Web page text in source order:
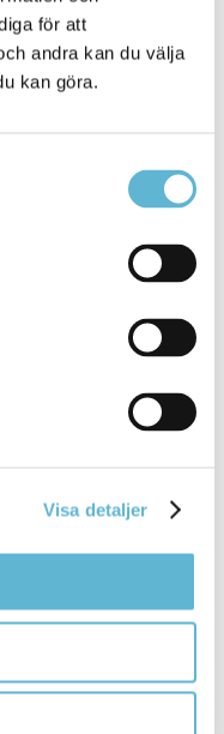
för att
andra kan du välja
kan göra.
Visa detaljer